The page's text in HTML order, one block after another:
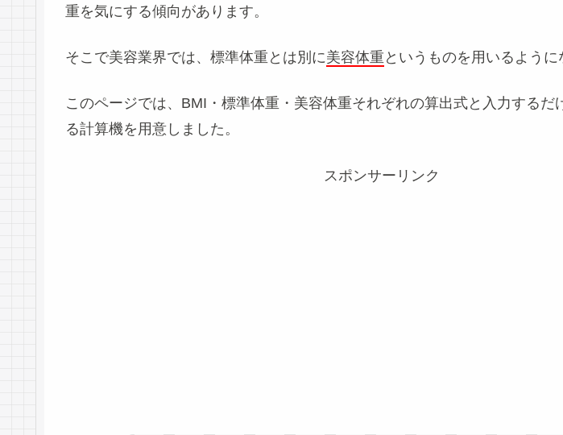
重を気にする傾向があります。
そこで美容業界では、標準体重とは別に美容体重 というものを用いるように
このページでは、BMI・標準体重・美容体重それぞれの算出式と入力するだ
る計算機を用意しました。
スポンサーリンク